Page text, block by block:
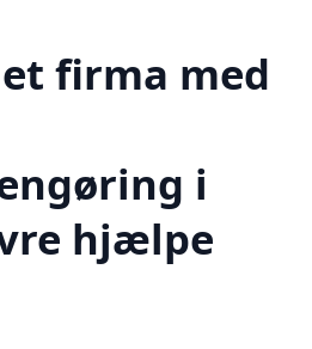
firma med
i
hjælpe